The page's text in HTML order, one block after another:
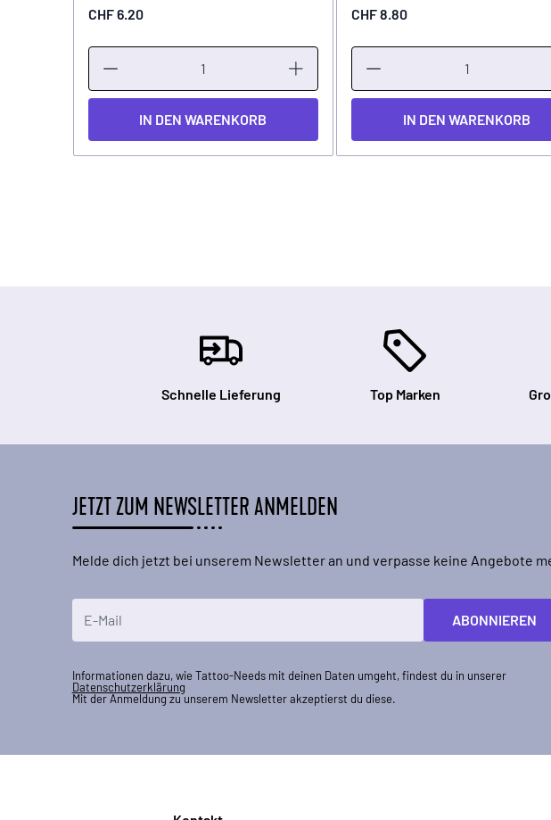
CHF 6.20
IN DEN WARENKORB
CHF 8.80
IN DEN WARENKORB
Schnelle Lieferung Top Marken
JETZT ZUM NEWSLETTER ANMELDEN
Melde dich jetzt bei unserem Newsletter an und verpasse keine Angebote
ABONNIEREN
Informationen dazu, wie Tattoo-Needs mit deinen Daten umgeht, findest du in unserer
Datenschutzerklärung
Mit der Anmeldung zu unserem Newsletter akzeptierst du diese.